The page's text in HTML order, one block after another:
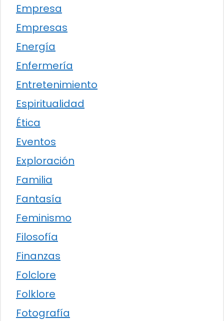
Empresa
Empresas
Energía
Enfermería
Entretenimiento
Espiritualidad
Ética
Eventos
Exploración
Familia
Fantasía
Feminismo
Filosofía
Finanzas
Folclore
Folklore
Fotografía